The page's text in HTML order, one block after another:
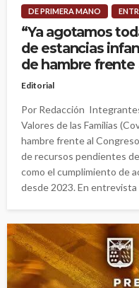
DE PRIMERA MANO
“Ya agotamos
de estancias
de hambre frente
Editorial
Por Redacción
Valores de las Familias
hambre frente al
de recursos pendientes
como el cumplimiento de
desde 2023. En entrevista